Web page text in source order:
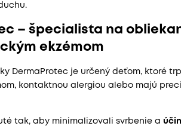
– špecialista na
ekzémom
DermaProtec je určený deťom, ktoré
kontaktnou alergiou alebo majú
tak, aby minimalizovali svrbenie a